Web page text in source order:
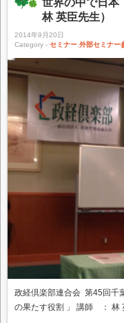
世界の中で日本
林 英臣先生）
2014年9月20日
Category - セミナー 外部セミナー
政経倶楽部連合会 第45回千
の果たす役割 」 講師 ： 林